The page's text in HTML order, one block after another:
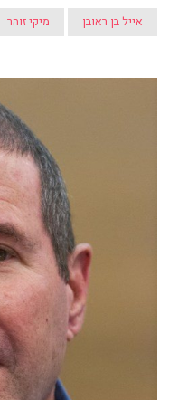
אייל בן ראובן מיקי זוהר